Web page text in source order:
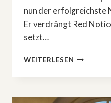
nun der erfolgreichste
Er verdrängt Red
setzt…
WEITERLESEN 236
STREAMS:
ALLE